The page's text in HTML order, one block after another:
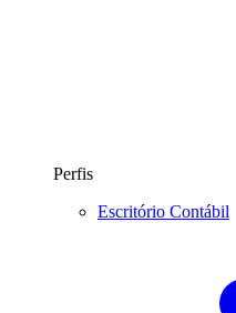
Perfis
Escritório Contábil